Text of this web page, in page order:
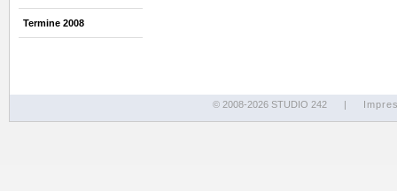
Termine 2008
© 2008-2026 STUDIO 242 |